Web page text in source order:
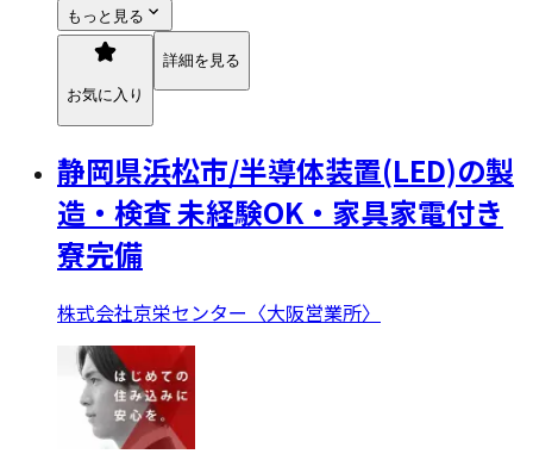
もっと見る
お気に入り
詳細を見る
静岡県浜松市/半導体装置(LED)の製
造・検査 未経験OK・家具家電付き
寮完備
株式会社京栄センター〈大阪営業所〉